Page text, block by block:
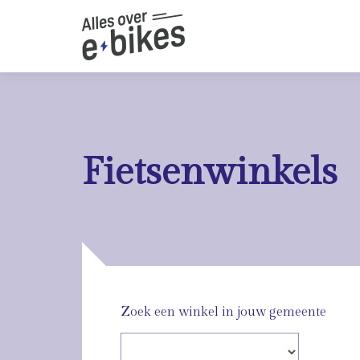
Fietsenwinkels
Zoek een winkel in jouw gemeente